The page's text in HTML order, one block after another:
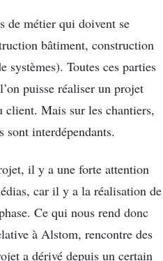
de métier qui doivent se
bâtiment, construction
systèmes). Toutes ces parties
puisse réaliser un projet
client. Mais sur les chantiers,
sont interdépendants.
il y a une forte attention
car il y a la réalisation de
Ce qui nous rend donc
à Alstom, rencontre des
a dérivé depuis un certain